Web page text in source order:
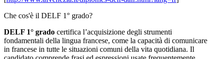
Che cos'è il DELF 1° grado?
DELF 1° grado certifica l’acquisizione degli strumenti
fondamentali della lingua francese, come la capacità di comunicare
in francese in tutte le situazioni comuni della vita quotidiana. Il